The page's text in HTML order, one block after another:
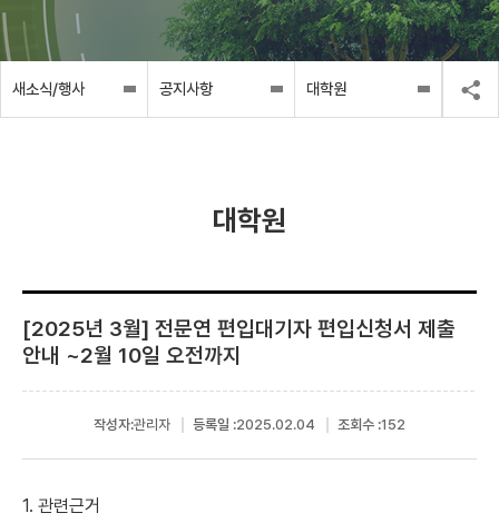
새소식/행사 공지사항 대학원
대학원
[2025년 3월] 전문연 편입대기자 편입신청서 제출
안내 ~2월 10일 오전까지
작성자:관리자 등록일 :2025.02.04 조회수 :152
1. 관련근거